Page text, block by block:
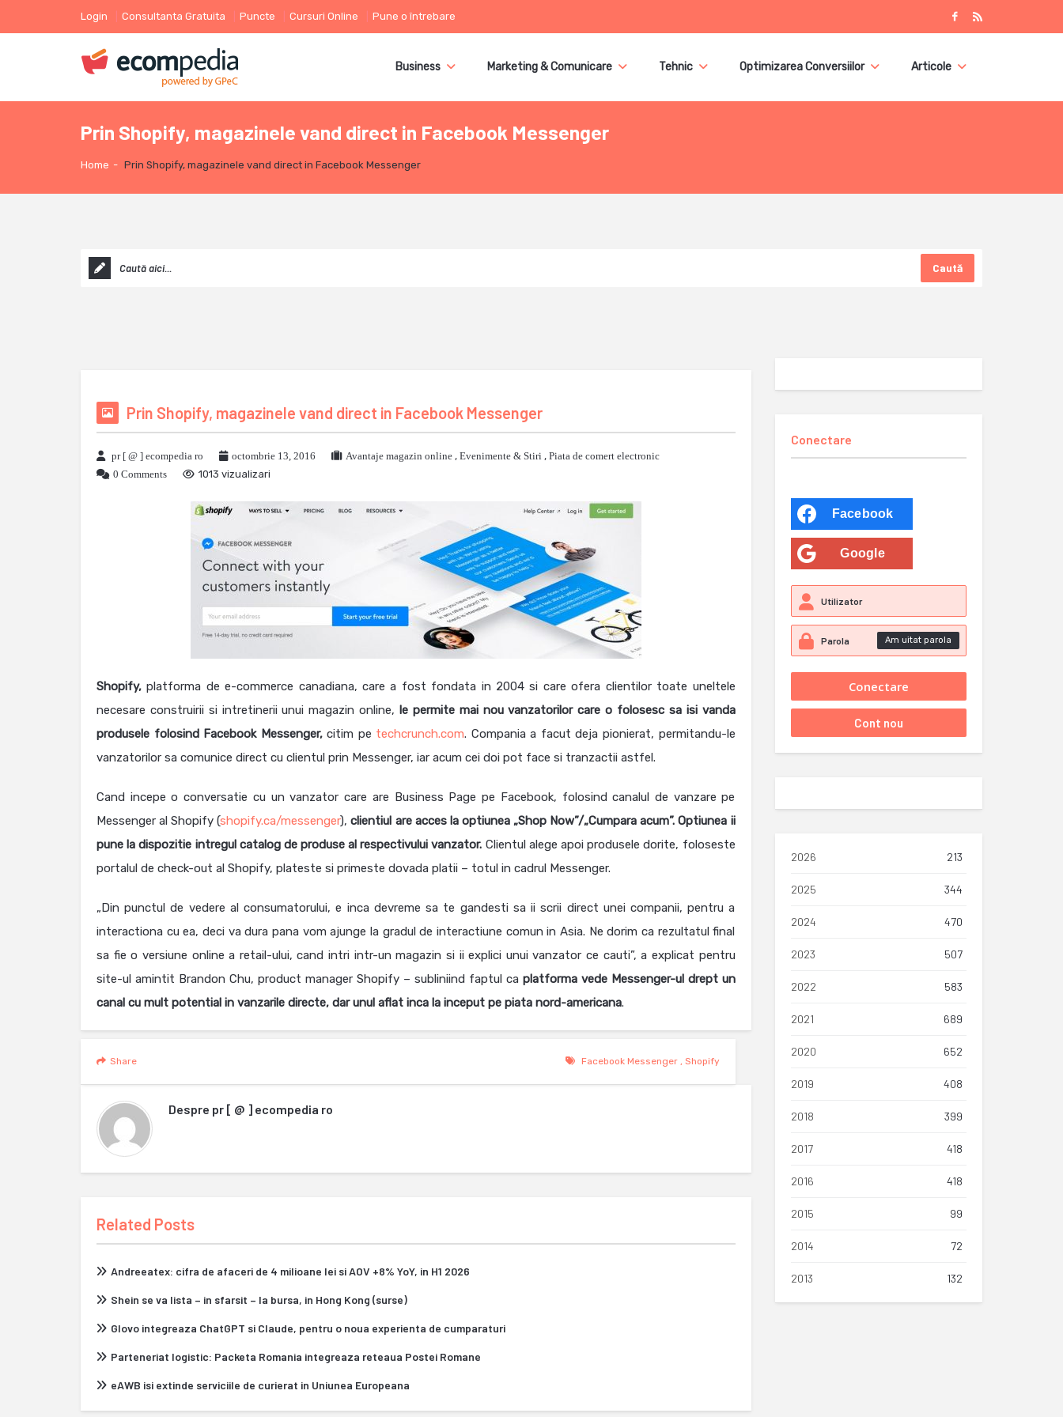
Login Consultanta Gratuita Puncte Cursuri Online Pune o întrebare
Business Marketing & Comunicare Tehnic Optimizarea Conversiilor Articole
Prin Shopify, magazinele vand direct in Facebook Messenger
Home - Prin Shopify, magazinele vand direct in Facebook Messenger
Caută
Prin Shopify, magazinele vand direct in Facebook Messenger
pr [ @ ] ecompedia ro octombrie 13, 2016 Avantaje magazin online , Evenimente & Stiri , Piata de comert electronic
0 Comments
1013 vizualizari
Shopify, platforma de e-commerce canadiana, care a fost fondata in 2004 si care ofera clientilor toate uneltele
necesare construirii si intretinerii unui magazin online, le permite mai nou vanzatorilor care o folosesc sa isi vanda
produsele folosind Facebook Messenger,citim pe techcrunch.com. Compania a facut deja pionierat, permitandu-le
vanzatorilor sa comunice direct cu clientul prin Messenger, iar acum cei doi pot face si tranzactii astfel.
Cand incepe o conversatie cu un vanzator care are Business Page pe Facebook, folosind canalul de vanzare pe
Messenger al Shopify (shopify.ca/messenger),clientiul are acces la optiunea „Shop Now”/„Cumpara acum”. Optiunea ii
pune la dispozitie intregul catalog de produse al respectivului vanzator. Clientul alege apoi produsele dorite, foloseste
portalul de check-out al Shopify, plateste si primeste dovada platii – totul in cadrul Messenger.
„Din punctul de vedere al consumatorului, e inca devreme sa te gandesti sa ii scrii direct unei companii, pentru a
interactiona cu ea, deci va dura pana vom ajunge la gradul de interactiune comun in Asia. Ne dorim ca rezultatul final
sa fie o versiune online a retail-ului, cand intri intr-un magazin si ii explici unui vanzator ce cauti”, a explicat pentru
site-ul amintit Brandon Chu, product manager Shopify – subliniind faptul ca platforma vede Messenger-ul drept un
canal cu mult potential in vanzarile directe, dar unul aflat inca la inceput pe piata nord-americana.
Facebook Messenger, Shopify
Share
Despre pr [ @ ] ecompedia ro
Related Posts
Andreeatex: cifra de afaceri de 4 milioane lei si AOV +8% YoY, in H1 2026
Shein se va lista – in sfarsit – la bursa, in Hong Kong (surse)
Glovo integreaza ChatGPT si Claude, pentru o noua experienta de cumparaturi
Parteneriat logistic: Packeta Romania integreaza reteaua Postei Romane
eAWB isi extinde serviciile de curierat in Uniunea Europeana
Conectare
Facebook
Google
Am uitat parola
2026 213
2025 344
2024 470
2023 507
2022 583
2021 689
2020 652
2019 408
2018 399
2017 418
2016 418
2015 99
2014 72
2013 132